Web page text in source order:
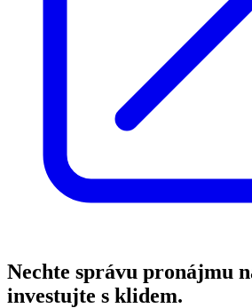
Nechte správu pronájmu
investujte s klidem.